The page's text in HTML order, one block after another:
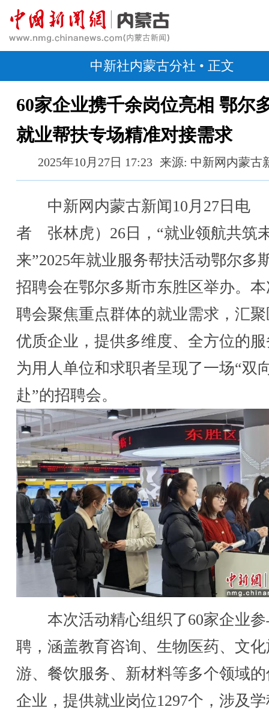
中新社内蒙古分社 • 正文
60家企业携千余岗位亮相 鄂尔
就业帮扶专场精准对接需求
2025年10月27日 17:23 来源: 中新网内蒙古
中新网内蒙古新闻10月27日电
者 张林虎）26日，“就业领航共筑
来”2025年就业服务帮扶活动鄂尔多
招聘会在鄂尔多斯市东胜区举办。
聘会聚焦重点群体的就业需求，汇
优质企业，提供多维度、全方位的
为用人单位和求职者呈现了一场“双
赴”的招聘会。
本次活动精心组织了60家企业参
聘，涵盖教育咨询、生物医药、文
游、餐饮服务、新材料等多个领域
企业，提供就业岗位1297个，涉及